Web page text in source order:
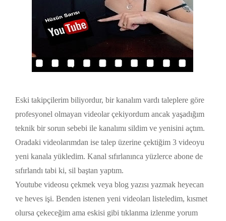
Eski takipçilerim biliyordur, bir kanalım vardı taleplere göre
profesyonel olmayan videolar çekiyordum ancak yaşadığım
teknik bir sorun sebebi ile kanalımı sildim ve yenisini açtım.
Oradaki videolarımdan ise talep üzerine çektiğim 3 videoyu
yeni kanala yükledim. Kanal sıfırlanınca yüzlerce abone de
sıfırlandı tabi ki, sil baştan yaptım.
Youtube videosu çekmek veya blog yazısı yazmak heyecan
ve heves işi. Benden istenen yeni videoları listeledim, kısmet
olursa çekeceğim ama eskisi gibi tıklanma izlenme yorum